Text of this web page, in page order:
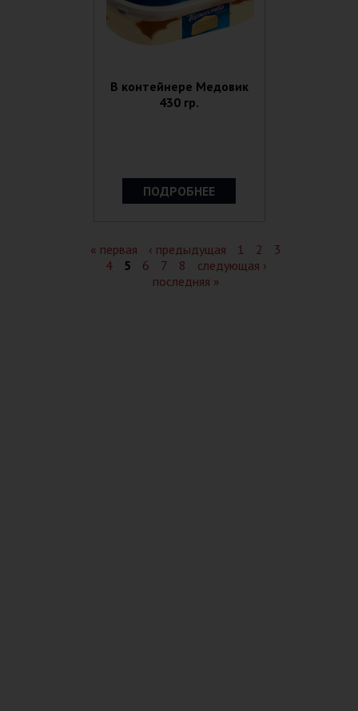
В контейнере Медовик
430 гр.
ПОДРОБНЕЕ
Страницы
« первая ‹ предыдущая 1 2
3
4
5 6 7 8
следующая ›
последняя »